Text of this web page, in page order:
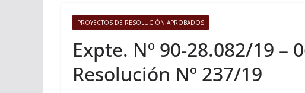
PROYECTOS DE RESOLUCIÓN APROBADOS
Expte. Nº 90-28.082/19 –
Resolución Nº 237/19